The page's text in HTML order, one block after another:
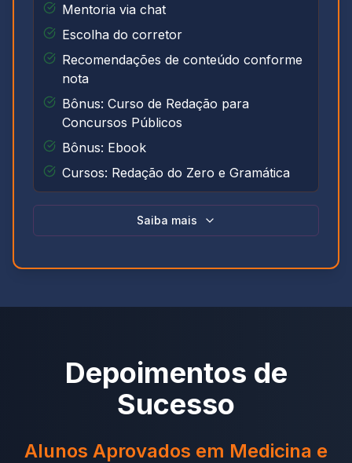
Mentoria via chat
Escolha do corretor
Recomendações de conteúdo conforme
nota
Bônus: Curso de Redação para
Concursos Públicos
Bônus: Ebook
Cursos: Redação do Zero e Gramática
Saiba mais
Depoimentos de
Sucesso
Alunos Aprovados em Medicina e